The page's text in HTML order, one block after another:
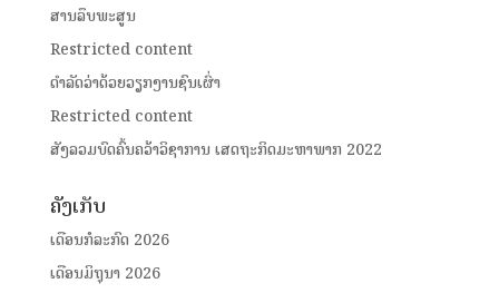
ສານລຶບພະສູນ
Restricted content
ດໍາລັດວ່າດ້ວຍວຽກງານຊົນເຜົ່າ
Restricted content
ສັງລວມບົດຄົ້ນຄວ້າວິຊາການ ເສດຖະກິດມະຫາພາກ 2022
ຄັງເກັບ
ເດືອນກໍລະກົດ 2026
ເດືອນມິຖຸນາ 2026